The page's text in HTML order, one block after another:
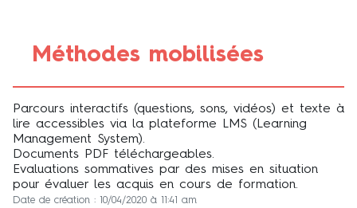
Méthodes mobilisées
Parcours interactifs (questions, sons, vidéos) et texte à
lire accessibles via la plateforme LMS (Learning
Management System).
Documents PDF téléchargeables.
Evaluations sommatives par des mises en situation
pour évaluer les acquis en cours de formation.
Date de création : 10/04/2020 à 11:41 am